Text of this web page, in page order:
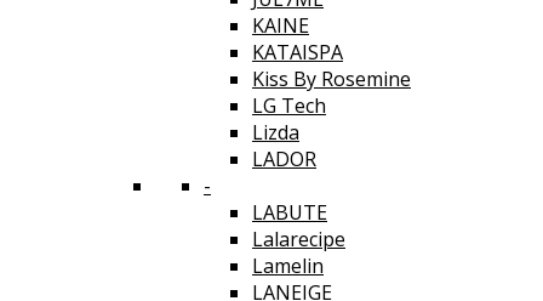
KAINE
KATAISPA
Kiss By Rosemine
LG Tech
Lizda
LADOR
-
LABUTE
Lalarecipe
Lamelin
LANEIGE